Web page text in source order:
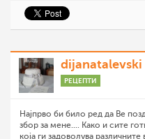
dijanatalevski
РЕЦЕПТИ
Најпрво би било ред да Ве
збор за мене.... Како и сите
која ги задоволува